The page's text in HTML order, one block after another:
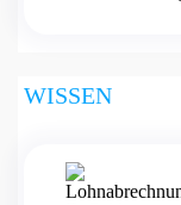
WISSEN